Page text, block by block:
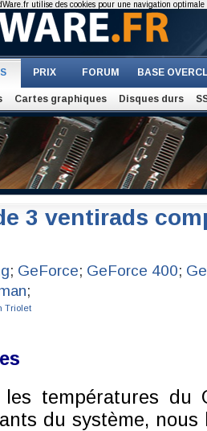
PRIX FORUM BASE
Cartes graphiques Disques durs
3 ventirads
; GeForce; GeForce 400;
;
Triolet
les températures du
du système, nous
utilise des cookies pour une navigation